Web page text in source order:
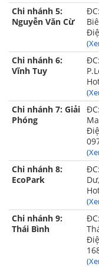
chăn bông )
vỏ chăn
Chi nhánh 5:
Nguyễn Văn Cừ
Chi nhánh 6:
Vĩnh Tuy
Chi nhánh 7: Giải
Phóng
Chi nhánh 8:
EcoPark
Chi nhánh 9:
Thái Bình